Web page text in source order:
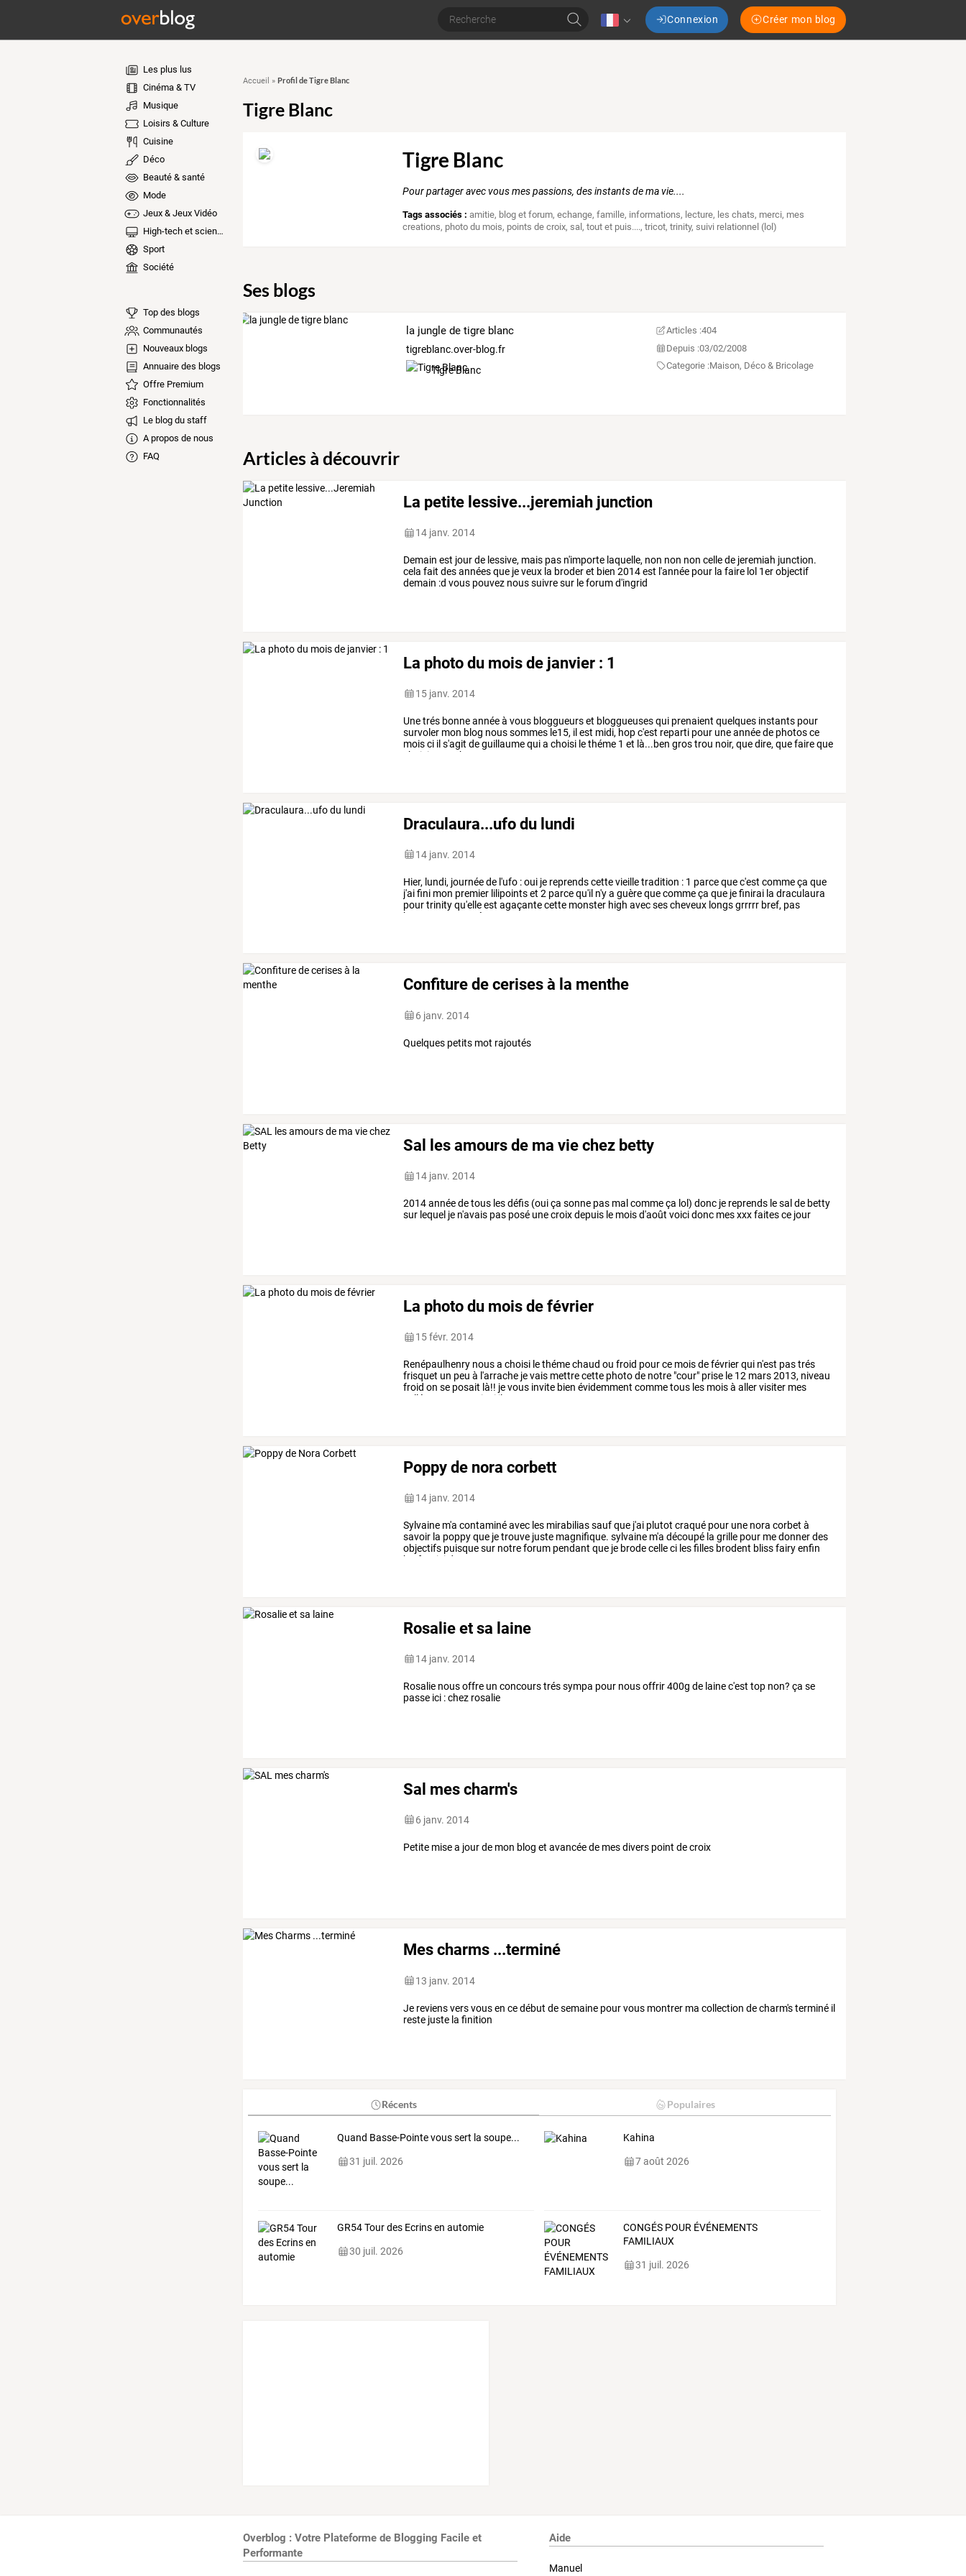
Connexion Créer mon blog
Les plus lus
Cinéma & TV
Musique
Loisirs & Culture
Cuisine
Déco
Beauté & santé
Mode
Jeux & Jeux Vidéo
High-tech et sciences
Sport
Société
Top des blogs
Communautés
Nouveaux blogs
Annuaire des blogs
Offre Premium
Fonctionnalités
Le blog du staff
A propos de nous
FAQ
Accueil » Profil de Tigre Blanc
Tigre Blanc
Tigre Blanc
Pour partager avec vous mes passions, des instants de ma vie....
Tags associés : amitie, blog et forum,echange,famille, informations, lecture, les chats, merci, mes
creations, photo du mois, points de croix,sal,tout et puis....,tricot,trinity,suivi relationnel (lol)
Ses blogs
la jungle de tigre blanc
tigreblanc.over-blog.fr
Tigre Blanc
Articles :404
Depuis :03/02/2008
Categorie :Maison, Déco & Bricolage
Articles à découvrir
La petite lessive...jeremiah junction
14 janv. 2014
Demain est jour de lessive, mais pas n'importe laquelle, non non non celle de jeremiah junction.
cela fait des années que je veux la broder et bien 2014 est l'année pour la faire lol 1er objectif
demain :d vous pouvez nous suivre sur le forum d'ingrid
La photo du mois de janvier : 1
15 janv. 2014
Unetrés bonneannéeà vous bloggueurset bloggueusesqui prenaient quelques instants pour
survoler mon blog noussommes le15, il est midi, hopc'est reparti pour uneannéede photosce
moisci il s'agit deguillaumequia choisi lethéme 1 et là...ben grostrou noir, quedire, quefaireque
choisir.....
hop
Draculaura...ufo du lundi
14 janv. 2014
Hier, lundi, journéede l'ufo :oui je reprendscettevieilletradition : 1 parcequec'est commeça que
j'aifini mon premier lilipointset 2 parcequ'il n'ya guèrequecommeça que jefinirai la draculaura
pourtrinityqu'elleest agaçantecette monster high avecsescheveux longsgrrrrr bref, pas
beaucoup
avancé
Confiture de cerises à la menthe
6 janv. 2014
Quelques petits mot rajoutés
Sal les amours de ma vie chez betty
14 janv. 2014
2014 année de tous les défis (oui ça sonne pas mal comme ça lol) donc je reprends le sal de betty
sur lequel je n'avais pas posé une croix depuis le mois d'août voici donc mes xxx faites ce jour
La photo du mois de février
15 févr. 2014
Renépaulhenry nousa choisi lethémechaud ou froid pource moisdefévrierqui n'est pastrés
frisquet un peu à l'arrache jevais mettrecette photode notre "cour" prise le 12 mars2013, niveau
froid on se posait là!! jevous invite bien évidemment commetous les moisà allervisiter mes
collégues
voir si ils
Poppy de nora corbett
14 janv. 2014
Sylvaine m'a contaminéavec les mirabiliassaufque j'ai plutot craqué pour une nora corbet à
savoir la poppyque jetrouve juste magnifique. sylvaine m'a découpé la grille pour medonnerdes
objectifs puisquesur notreforum pendant que je brodecelleci lesfilles brodent blissfairyenfin
bref,
voici donc
Rosalie et sa laine
14 janv. 2014
Rosalie nous offre un concours trés sympa pour nous offrir 400g de laine c'est top non? ça se
passe ici : chez rosalie
Sal mes charm's
6 janv. 2014
Petite mise a jour de mon blog et avancée de mes divers point de croix
Mes charms ...terminé
13 janv. 2014
Je reviens vers vous en ce début de semaine pour vous montrer ma collection de charm's terminé il
reste juste la finition
Récents Populaires
Quand Basse-Pointe vous sert la soupe...
31 juil. 2026
Kahina
7 août 2026
GR54 Tour des Ecrins en automie
30 juil. 2026
CONGÉS POUR ÉVÉNEMENTS
FAMILIAUX
31 juil. 2026
Overblog : Votre Plateforme de Blogging Facile et
Performante
Aide
Manuel